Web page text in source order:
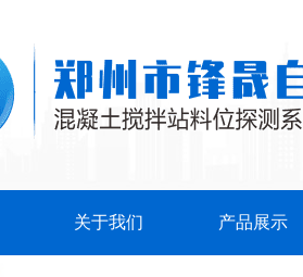
关于我们 产品展示